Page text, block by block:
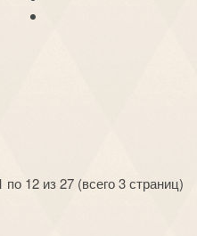
по 12 из 27 (всего 3 страниц)